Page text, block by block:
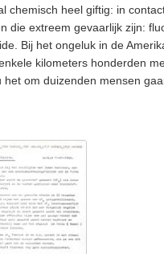
chemisch heel giftig: in
die extreem gevaarlijk zijn:
Bij het ongeluk in de
kilometers honderden
het om duizenden mensen